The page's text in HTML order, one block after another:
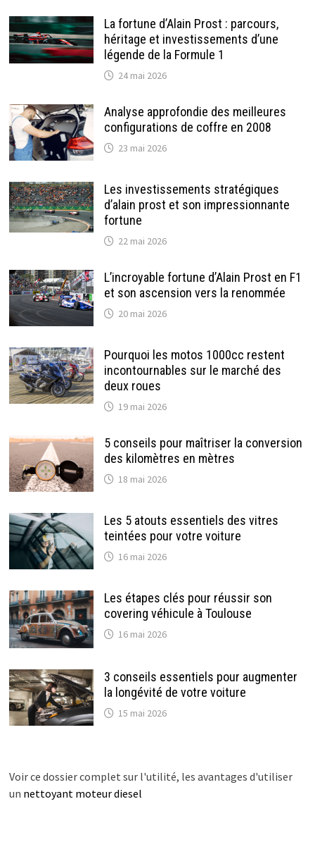
La fortune d’Alain Prost : parcours,
héritage et investissements d’une
légende de la Formule 1
24 mai 2026
Analyse approfondie des meilleures
configurations de coffre en 2008
23 mai 2026
Les investissements stratégiques
d’alain prost et son impressionnante
fortune
22 mai 2026
L’incroyable fortune d’Alain Prost en F1
et son ascension vers la renommée
20 mai 2026
Pourquoi les motos 1000cc restent
incontournables sur le marché des
deux roues
19 mai 2026
5 conseils pour maîtriser la conversion
des kilomètres en mètres
18 mai 2026
Les 5 atouts essentiels des vitres
teintées pour votre voiture
16 mai 2026
Les étapes clés pour réussir son
covering véhicule à Toulouse
16 mai 2026
3 conseils essentiels pour augmenter
la longévité de votre voiture
15 mai 2026
Voir ce dossier complet sur l'utilité, les avantages d'utiliser
un nettoyant moteur diesel